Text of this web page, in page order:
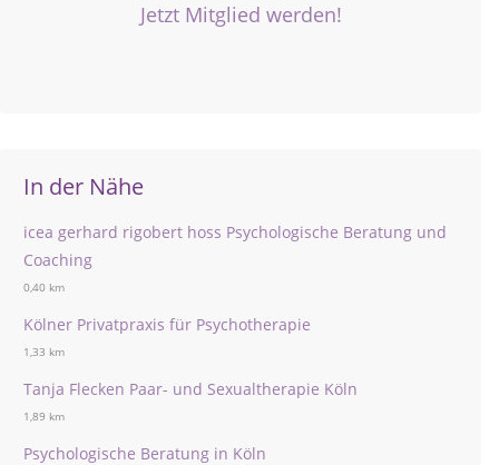
Jetzt Mitglied werden!
In der Nähe
icea gerhard rigobert hoss Psychologische Beratung und
Coaching
0,40 km
Kölner Privatpraxis für Psychotherapie
1,33 km
Tanja Flecken Paar- und Sexualtherapie Köln
1,89 km
Psychologische Beratung in Köln